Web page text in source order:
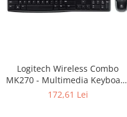
Placi Video
SSD
Hard Disc-uri
Logitech Wireless Combo
MK270 - Multimedia Keyboard
+ Mouse, Black
172,61 Lei